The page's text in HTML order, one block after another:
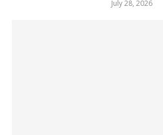
July 28, 2026